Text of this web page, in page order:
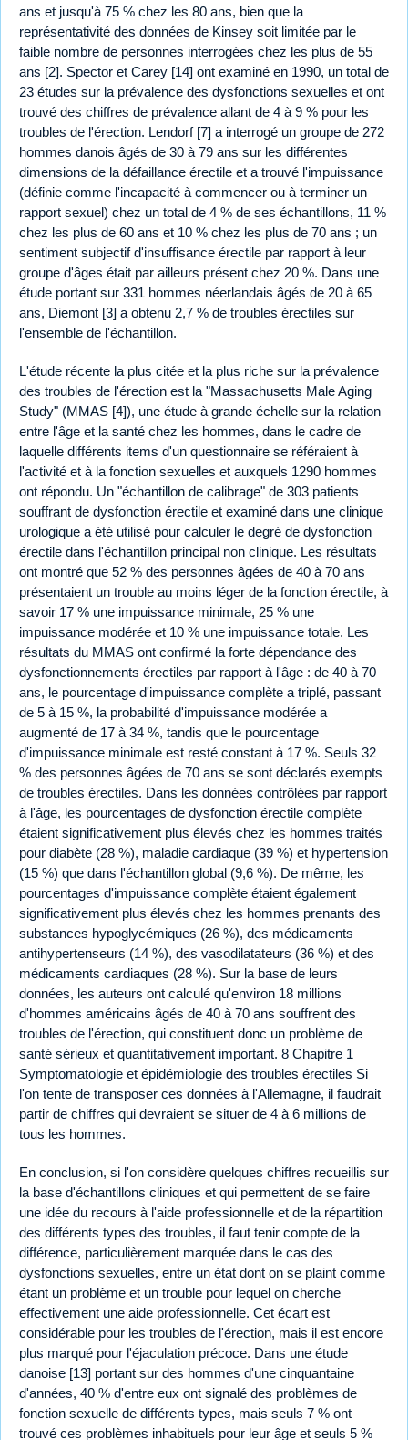
ans et jusqu'à 75 % chez les 80 ans, bien que la
représentativité des données de Kinsey soit limitée par le
faible nombre de personnes interrogées chez les plus de 55
ans [2]. Spector et Carey [14] ont examiné en 1990, un total de
23 études sur la prévalence des dysfonctions sexuelles et ont
trouvé des chiffres de prévalence allant de 4 à 9 % pour les
troubles de l'érection. Lendorf [7] a interrogé un groupe de 272
hommes danois âgés de 30 à 79 ans sur les différentes
dimensions de la défaillance érectile et a trouvé l'impuissance
(définie comme l'incapacité à commencer ou à terminer un
rapport sexuel) chez un total de 4 % de ses échantillons, 11 %
chez les plus de 60 ans et 10 % chez les plus de 70 ans ; un
sentiment subjectif d'insuffisance érectile par rapport à leur
groupe d'âges était par ailleurs présent chez 20 %. Dans une
étude portant sur 331 hommes néerlandais âgés de 20 à 65
ans, Diemont [3] a obtenu 2,7 % de troubles érectiles sur
l'ensemble de l'échantillon.
L'étude récente la plus citée et la plus riche sur la prévalence
des troubles de l'érection est la "Massachusetts Male Aging
Study" (MMAS [4]), une étude à grande échelle sur la relation
entre l'âge et la santé chez les hommes, dans le cadre de
laquelle différents items d'un questionnaire se référaient à
l'activité et à la fonction sexuelles et auxquels 1290 hommes
ont répondu. Un "échantillon de calibrage" de 303 patients
souffrant de dysfonction érectile et examiné dans une clinique
urologique a été utilisé pour calculer le degré de dysfonction
érectile dans l'échantillon principal non clinique. Les résultats
ont montré que 52 % des personnes âgées de 40 à 70 ans
présentaient un trouble au moins léger de la fonction érectile, à
savoir 17 % une impuissance minimale, 25 % une
impuissance modérée et 10 % une impuissance totale. Les
résultats du MMAS ont confirmé la forte dépendance des
dysfonctionnements érectiles par rapport à l'âge : de 40 à 70
ans, le pourcentage d'impuissance complète a triplé, passant
de 5 à 15 %, la probabilité d'impuissance modérée a
augmenté de 17 à 34 %, tandis que le pourcentage
d'impuissance minimale est resté constant à 17 %. Seuls 32
% des personnes âgées de 70 ans se sont déclarés exempts
de troubles érectiles. Dans les données contrôlées par rapport
à l'âge, les pourcentages de dysfonction érectile complète
étaient significativement plus élevés chez les hommes traités
pour diabète (28 %), maladie cardiaque (39 %) et hypertension
(15 %) que dans l'échantillon global (9,6 %). De même, les
pourcentages d'impuissance complète étaient également
significativement plus élevés chez les hommes prenants des
substances hypoglycémiques (26 %), des médicaments
antihypertenseurs (14 %), des vasodilatateurs (36 %) et des
médicaments cardiaques (28 %). Sur la base de leurs
données, les auteurs ont calculé qu'environ 18 millions
d'hommes américains âgés de 40 à 70 ans souffrent des
troubles de l'érection, qui constituent donc un problème de
santé sérieux et quantitativement important. 8 Chapitre 1
Symptomatologie et épidémiologie des troubles érectiles Si
l'on tente de transposer ces données à l'Allemagne, il faudrait
partir de chiffres qui devraient se situer de 4 à 6 millions de
tous les hommes.
En conclusion, si l'on considère quelques chiffres recueillis sur
la base d'échantillons cliniques et qui permettent de se faire
une idée du recours à l'aide professionnelle et de la répartition
des différents types des troubles, il faut tenir compte de la
différence, particulièrement marquée dans le cas des
dysfonctions sexuelles, entre un état dont on se plaint comme
étant un problème et un trouble pour lequel on cherche
effectivement une aide professionnelle. Cet écart est
considérable pour les troubles de l'érection, mais il est encore
plus marqué pour l'éjaculation précoce. Dans une étude
danoise [13] portant sur des hommes d'une cinquantaine
d'années, 40 % d'entre eux ont signalé des problèmes de
fonction sexuelle de différents types, mais seuls 7 % ont
trouvé ces problèmes inhabituels pour leur âge et seuls 5 %